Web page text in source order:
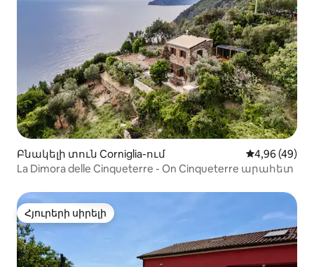
Բնակելի տուն Corniglia-ում Միջին
4,96 (49)
La Dimora delle Cinqueterre - On Cinqueterre արահետ
Հյուրերի սիրելի
Հյուրերի սիրելի